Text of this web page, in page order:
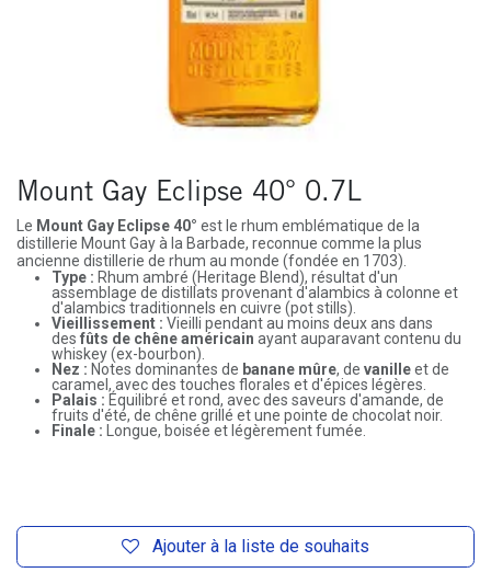
Mount Gay Eclipse 40° 0.7L
Le Mount Gay Eclipse 40° est le rhum emblématique de la
distillerie Mount Gay à la Barbade, reconnue comme la plus
ancienne distillerie de rhum au monde (fondée en 1703).
Type : Rhum ambré (Heritage Blend), résultat d'un
assemblage de distillats provenant d'alambics à colonne et
d'alambics traditionnels en cuivre (pot stills).
Vieillissement : Vieilli pendant au moins deux ans dans
des fûts de chêne américain ayant auparavant contenu du
whiskey (ex-bourbon).
Nez : Notes dominantes de banane mûre, de vanilleet de
caramel, avec des touches florales et d'épices légères.
Palais : Équilibré et rond, avec des saveurs d'amande, de
fruits d'été, de chêne grillé et une pointe de chocolat noir.
Finale : Longue, boisée et légèrement fumée.
Ajouter à la liste de souhaits